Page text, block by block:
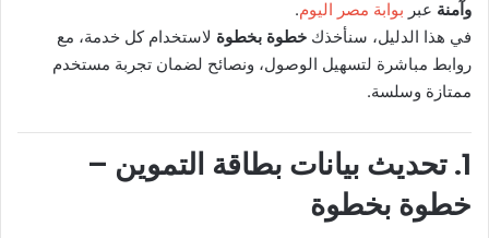
وآمنة عبر بوابة مصر اليوم.
في هذا الدليل، سنأخذك خطوة بخطوة لاستخدام كل خدمة، مع
روابط مباشرة لتسهيل الوصول، ونصائح لضمان تجربة مستخدم
ممتازة وسلسة.
1. تحديث بيانات بطاقة التموين –
خطوة بخطوة